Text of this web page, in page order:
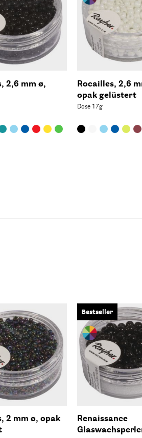
2,6 mm ø,
Rocailles, 2,6
opak gelüstert
Dose 17g
2 mm ø, opak
Bestseller
Renaissance